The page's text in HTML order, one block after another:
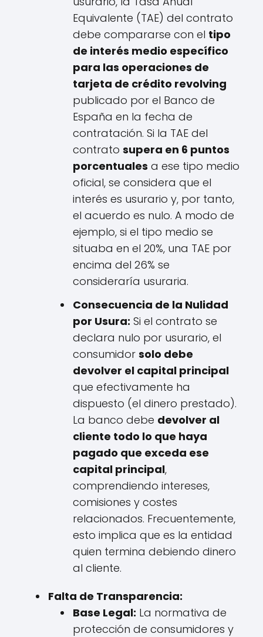
Equivalente (TAE) del contrato
debe compararse con el tipo
de interés medio específico
para las operaciones de
tarjeta de crédito revolving
publicado por el Banco de
España en la fecha de
contratación. Si la TAE del
contrato supera en 6 puntos
porcentuales a ese tipo medio
oficial, se considera que el
interés es usurario y, por tanto,
el acuerdo es nulo. A modo de
ejemplo, si el tipo medio se
situaba en el 20%, una TAE por
encima del 26% se
consideraría usuraria.
Consecuencia de la Nulidad
por Usura: Si el contrato se
declara nulo por usurario, el
consumidor solo debe
devolver el capital principal
que efectivamente ha
dispuesto (el dinero prestado).
La banco debe devolver al
cliente todo lo que haya
pagado que exceda ese
capital principal,
comprendiendo intereses,
comisiones y costes
relacionados. Frecuentemente,
esto implica que es la entidad
quien termina debiendo dinero
al cliente.
Falta de Transparencia:
Base Legal: La normativa de
protección de consumidores y